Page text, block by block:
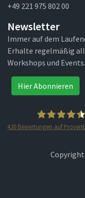
+49 221 975 802 00
Newsletter
Immer auf dem
Erhalte regelmäßig
Workshops und Events.
Hier Abonnieren
420 Bewertungen auf